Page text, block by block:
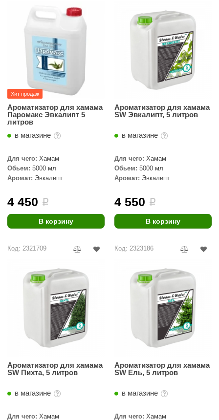
Sauna
Хит продаж
Ароматизатор для хамама
Паромакс Эвкалипт 5
литров
в магазине
Для чего: Хамам
Обьем: 5000 мл
Аромат: Эвкалипт
4 450 i
В корзину
Ароматизатор для хамама
SW Эвкалипт, 5 литров
в магазине
Для чего: Хамам
Обьем: 5000 мл
Аромат: Эвкалипт
4 550 i
В корзину
Код: 2321709
Ароматизатор для хамама
SW Пихта, 5 литров
в магазине
Для чего: Хамам
Код: 2323186
Ароматизатор для хамама
SW Ель, 5 литров
в магазине
Для чего: Хамам